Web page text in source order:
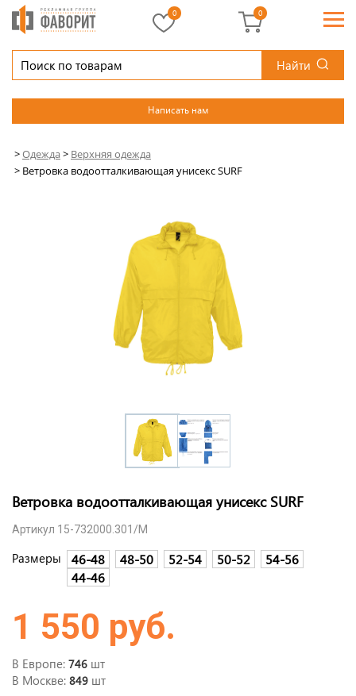
Найти
Написать нам
0 0
>Одежда> Верхняя одежда
> Ветровка водоотталкивающая унисекс SURF
Ветровка водоотталкивающая унисекс SURF
Артикул 15-732000.301/M
Размеры 46-48 48-50 52-54 50-52
54-56
44-46
1 550 руб.
В Европе: 746 шт
В Москве: 849 шт